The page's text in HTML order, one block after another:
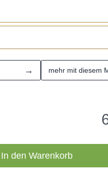
→ mehr mit diesem
In den Warenkorb